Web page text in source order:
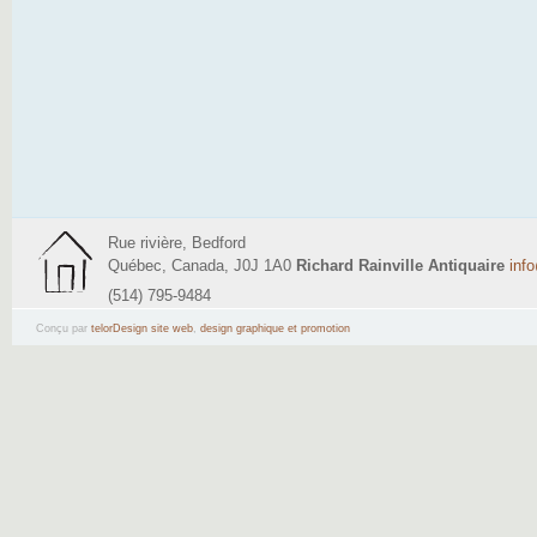
Rue rivière, Bedford
Québec, Canada, J0J 1A0 Richard Rainville Antiquaire
(514) 795-9484
Conçu par telorDesign site web, design graphique et promotion